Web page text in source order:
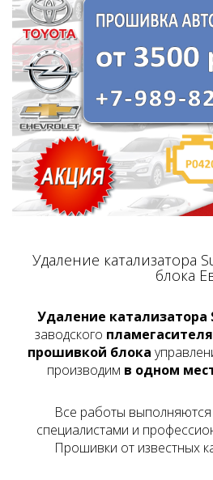
Удаление катализатора
блока
Удаление катализатора
заводского пламегасителя
прошивкой блока
производим в одном
Все работы
специалистами и
Прошивки от известных